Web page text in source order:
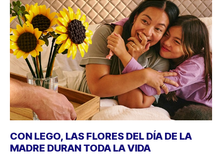
CON LEGO, LAS FLORES DEL DÍA DE LA
MADRE DURAN TODA LA VIDA